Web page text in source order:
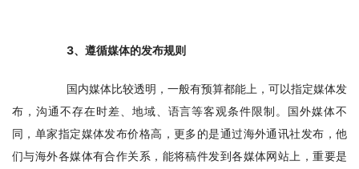
3、遵循媒体的发布规则
国内媒体比较透明，一般有预算都能上，可以指定媒体发
布，沟通不存在时差、地域、语言等客观条件限制。国外媒体不
同，单家指定媒体发布价格高，更多的是通过海外通讯社发布，他
们与海外各媒体有合作关系，能将稿件发到各媒体网站上，重要是